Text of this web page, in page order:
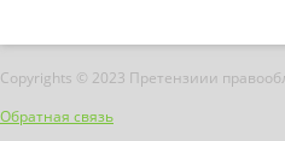
Copyrights © 2023 Претензиии
Обратная связь